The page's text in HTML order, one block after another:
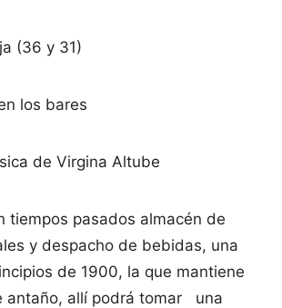
(36 y 31)
los bares
de Virgina Altube
tiempos pasados almacén de
y despacho de bebidas, una
de 1900, la que mantiene
antaño, allí podrá tomar una